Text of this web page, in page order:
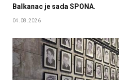
Balkanac je sada SPONA.
04.08.2026